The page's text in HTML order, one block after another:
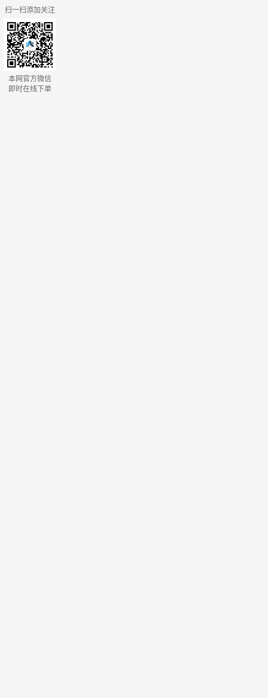
扫一扫添加关注
本网官方微信
即时在线下单